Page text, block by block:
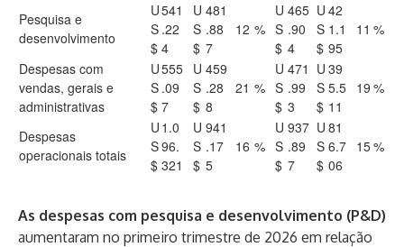
Pesquisa e
desenvolvimento
U
S
$
541
.22
4
U
S
$
481
.88
7
12 %
U
S
$
465
.90
4
U
S
$
42
1.1
95
11 %
Despesas com
vendas, gerais e
administrativas
U
S
$
555
.09
7
U
S
$
459
.28
8
21 %
U
S
$
471
.99
3
U
S
$
39
5.5
11
19 %
Despesas
operacionais totais
U
S
$
1.0
96.
321
U
S
$
941
.17
5
16 %
U
S
$
937
.89
7
U
S
$
81
6.7
06
15%
As despesas com pesquisa e desenvolvimento (P&D)
aumentaram no primeiro trimestre de 2026 em relação